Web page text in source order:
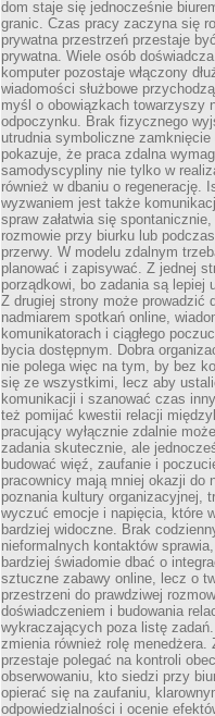
dom staje się jednocześnie
granic. Czas pracy zaczyna się
prywatna przestrzeń przestaje
prywatna. Wiele osób
komputer pozostaje włączony
wiadomości służbowe
myśl o obowiązkach towarzyszy
odpoczynku. Brak fizycznego
utrudnia symboliczne zamknięcie
pokazuje, że praca zdalna
samodyscypliny nie tylko w
również w dbaniu o regenerację.
wyzwaniem jest także
spraw załatwia się
rozmowie przy biurku lub
przerwy. W modelu zdalnym
planować i zapisywać. Z jednej
porządkowi, bo zadania są lepiej
Z drugiej strony może prowadzić
nadmiarem spotkań online,
komunikatorach i ciągłego
bycia dostępnym. Dobra
nie polega więc na tym, by bez
się ze wszystkimi, lecz aby
komunikacji i szanować czas
też pomijać kwestii relacji
pracujący wyłącznie zdalnie
zadania skutecznie, ale
budować więź, zaufanie i
pracownicy mają mniej okazji do
poznania kultury organizacyjnej,
wyczuć emocje i napięcia, które
bardziej widoczne. Brak
nieformalnych kontaktów
bardziej świadomie dbać o
sztuczne zabawy online, lecz o
przestrzeni do prawdziwej
doświadczeniem i budowania
wykraczających poza listę
zmienia również rolę menedżera.
przestaje polegać na kontroli
obserwowaniu, kto siedzi przy
opierać się na zaufaniu,
odpowiedzialności i ocenie